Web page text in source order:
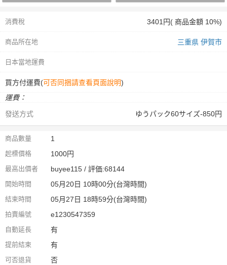
消費稅 3401円( 商品金額 10%)
商品所在地 三重県 伊賀市
日本當地運費
買方付運費(可否同捆請查看頁面說明)
運費：
發送方式
ゆうパック60サイズ-850円
商品數量 1
起標價格 1000円
最高出價者 buyee115 / 評価:68144
開始時間 05月20日 10時00分(台灣時間)
結束時間 05月27日 18時59分(台灣時間)
拍賣編號 e1230547359
自動延長 有
提前結束 有
可否退貨 否